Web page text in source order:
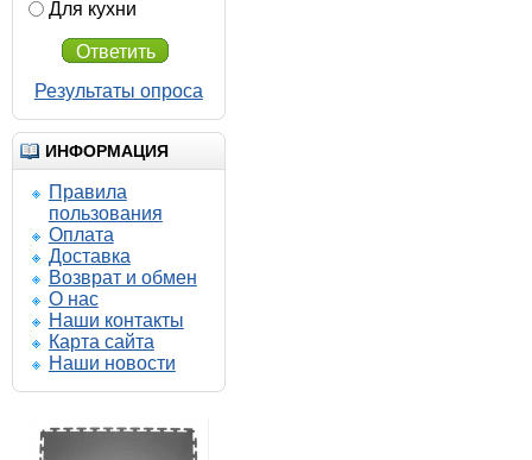
Для кухни
Ответить
Результаты опроса
ИНФОРМАЦИЯ
Правила
пользования
Оплата
Доставка
Возврат и обмен
О нас
Наши контакты
Карта сайта
Наши новости
450.00 р.
435.00 р.
Солд Пром 500-500-5
Напольные покрытия SOLD PROM
Подробнее